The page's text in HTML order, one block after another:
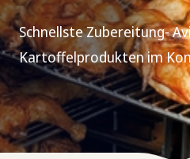
Schnellste Zubereitung-
Kartoffelprodukten im